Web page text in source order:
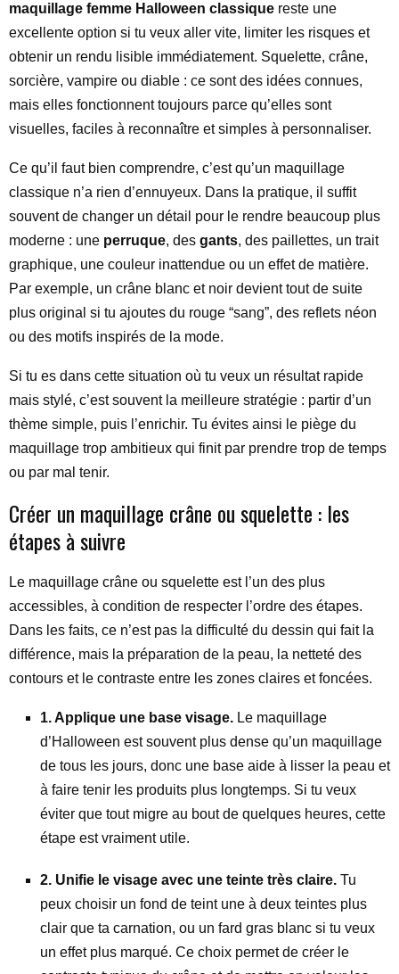
maquillage femme Halloween classique reste une
excellente option si tu veux aller vite, limiter les risques et
obtenir un rendu lisible immédiatement. Squelette, crâne,
sorcière, vampire ou diable : ce sont des idées connues,
mais elles fonctionnent toujours parce qu’elles sont
visuelles, faciles à reconnaître et simples à personnaliser.
Ce qu’il faut bien comprendre, c’est qu’un maquillage
classique n’a rien d’ennuyeux. Dans la pratique, il suffit
souvent de changer un détail pour le rendre beaucoup plus
moderne : une perruque, des gants, des paillettes, un trait
graphique, une couleur inattendue ou un effet de matière.
Par exemple, un crâne blanc et noir devient tout de suite
plus original si tu ajoutes du rouge “sang”, des reflets néon
ou des motifs inspirés de la mode.
Si tu es dans cette situation où tu veux un résultat rapide
mais stylé, c’est souvent la meilleure stratégie : partir d’un
thème simple, puis l’enrichir. Tu évites ainsi le piège du
maquillage trop ambitieux qui finit par prendre trop de temps
ou par mal tenir.
Créer un maquillage crâne ou squelette : les
étapes à suivre
Le maquillage crâne ou squelette est l’un des plus
accessibles, à condition de respecter l’ordre des étapes.
Dans les faits, ce n’est pas la difficulté du dessin qui fait la
différence, mais la préparation de la peau, la netteté des
contours et le contraste entre les zones claires et foncées.
1. Applique une base visage. Le maquillage
d’Halloween est souvent plus dense qu’un maquillage
de tous les jours, donc une base aide à lisser la peau et
à faire tenir les produits plus longtemps. Si tu veux
éviter que tout migre au bout de quelques heures, cette
étape est vraiment utile.
2. Unifie le visage avec une teinte très claire. Tu
peux choisir un fond de teint une à deux teintes plus
clair que ta carnation, ou un fard gras blanc si tu veux
un effet plus marqué. Ce choix permet de créer le